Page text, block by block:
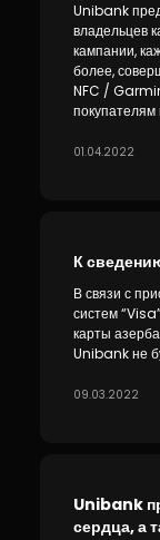
Unibank
владельцев
кампании,
более,
NFC /
покупателям
01.04.2022
К
В связи с
систем
карты
Unibank не
09.03.2022
Unibank
сердца, а